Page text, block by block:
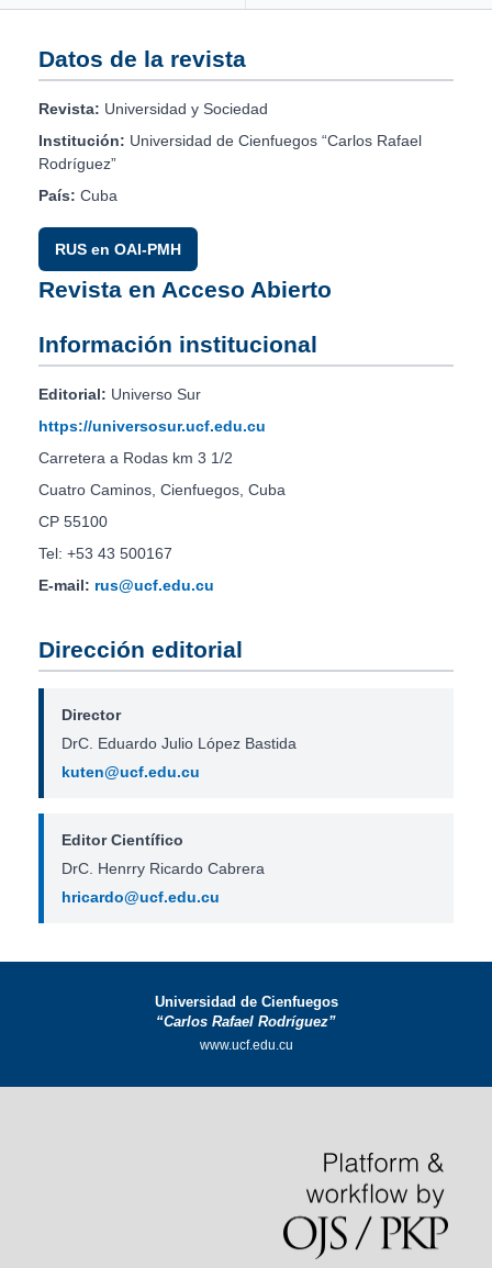
Datos de la revista
Revista: Universidad y Sociedad
Institución: Universidad de Cienfuegos “Carlos Rafael
Rodríguez”
País: Cuba
RUS en OAI-PMH
Revista en Acceso Abierto
Información institucional
Editorial: Universo Sur
https://universosur.ucf.edu.cu
Carretera a Rodas km 3 1/2
Cuatro Caminos, Cienfuegos, Cuba
CP 55100
Tel: +53 43 500167
E-mail: rus@ucf.edu.cu
Dirección editorial
Director
DrC. Eduardo Julio López Bastida
kuten@ucf.edu.cu
Editor Científico
DrC. Henrry Ricardo Cabrera
hricardo@ucf.edu.cu
Universidad de Cienfuegos
“Carlos Rafael Rodríguez”
www.ucf.edu.cu